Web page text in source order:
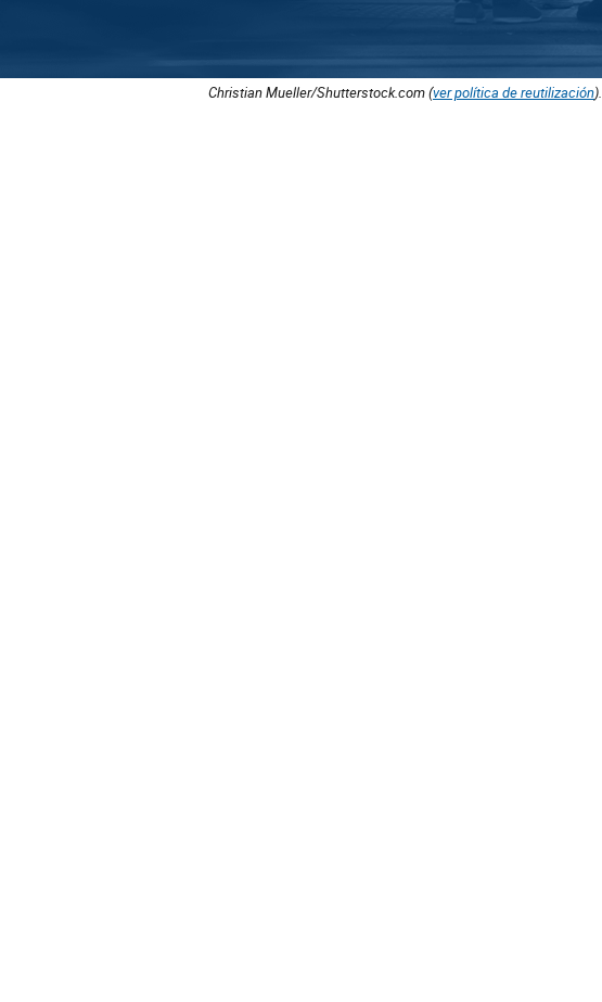
Christian Mueller/Shutterstock.com (ver política de reutilización).